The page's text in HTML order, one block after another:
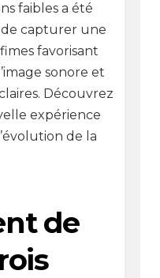
faibles a été
capturer une
favorisant
sonore et
Découvrez
expérience
de la
de